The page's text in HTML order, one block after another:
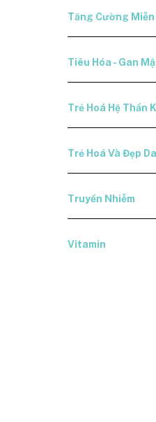
Tăng Cường Miễn
Tiêu Hóa - Gan
Trẻ Hoá Hệ Thần
Trẻ Hoá Và Đẹp Da
Truyền Nhiễm
Vitamin